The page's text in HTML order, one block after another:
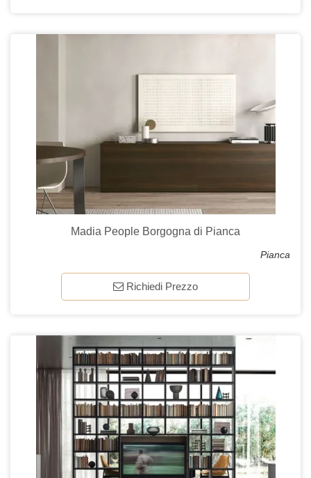
Madia People Borgogna di Pianca
Pianca
Richiedi Prezzo